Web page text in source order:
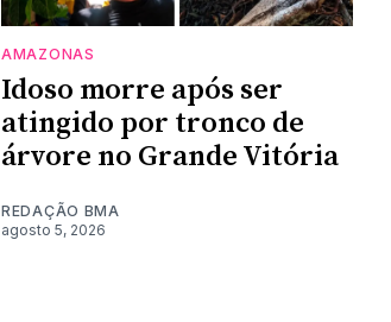
AMAZONAS
Idoso morre após ser
atingido por tronco de
árvore no Grande Vitória
REDAÇÃO BMA
agosto 5, 2026